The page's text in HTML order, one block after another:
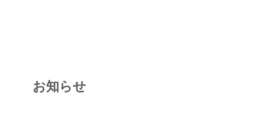
お知らせ